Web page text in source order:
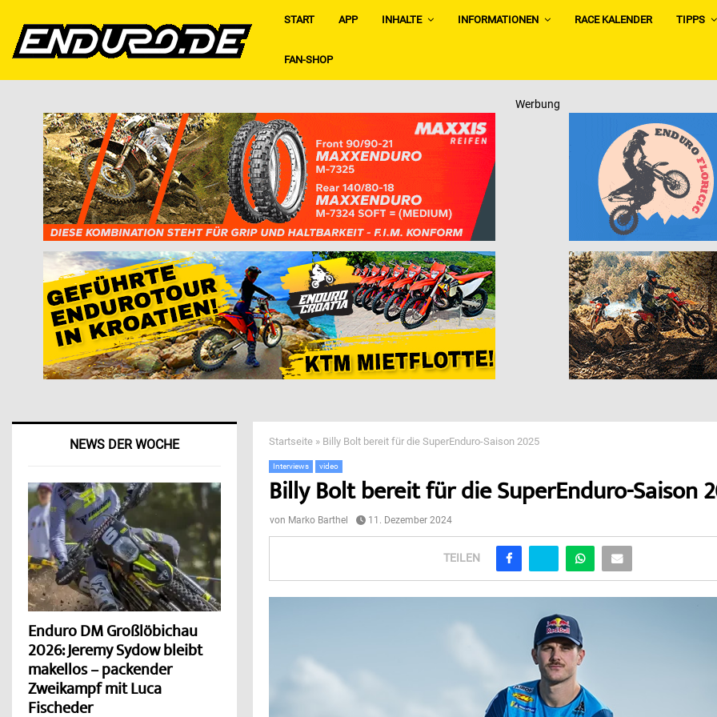
START APP INHALTE INFORMATIONEN RACE KALENDER TIPPS
FAN-SHOP
Werbung
Startseite » Billy Bolt bereit für die SuperEnduro-Saison 2025
Interviews video
Billy Bolt bereit für die SuperEnduro-Saison
von Marko Barthel 11. Dezember 2024
TEILEN
NEWS DER WOCHE
Enduro DM Großlöbichau
2026: Jeremy Sydow bleibt
makellos – packender
Zweikampf mit Luca
Fischeder